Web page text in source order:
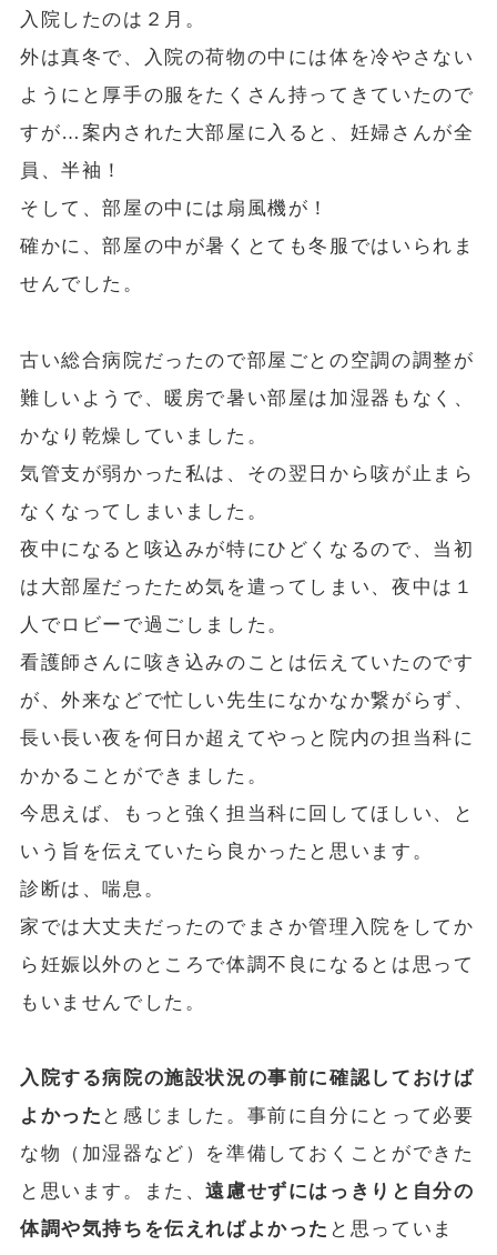
入院したのは２月。
外は真冬で、入院の荷物の中には体を冷やさない
ようにと厚手の服をたくさん持ってきていたので
すが…案内された大部屋に入ると、妊婦さんが全
員、半袖！
そして、部屋の中には扇風機が！
確かに、部屋の中が暑くとても冬服ではいられま
せんでした。
古い総合病院だったので部屋ごとの空調の調整が
難しいようで、暖房で暑い部屋は加湿器もなく、
かなり乾燥していました。
気管支が弱かった私は、その翌日から咳が止まら
なくなってしまいました。
夜中になると咳込みが特にひどくなるので、当初
は大部屋だったため気を遣ってしまい、夜中は１
人でロビーで過ごしました。
看護師さんに咳き込みのことは伝えていたのです
が、外来などで忙しい先生になかなか繋がらず、
長い長い夜を何日か超えてやっと院内の担当科に
かかることができました。
今思えば、もっと強く担当科に回してほしい、と
いう旨を伝えていたら良かったと思います。
診断は、喘息。
家では大丈夫だったのでまさか管理入院をしてか
ら妊娠以外のところで体調不良になるとは思って
もいませんでした。
入院する病院の施設状況の事前に確認しておけば
よかった と感じました。事前に自分にとって必要
な物（加湿器など）を準備しておくことができた
と思います。また、遠慮せずにはっきりと自分の
体調や気持ちを伝えればよかった と思っていま